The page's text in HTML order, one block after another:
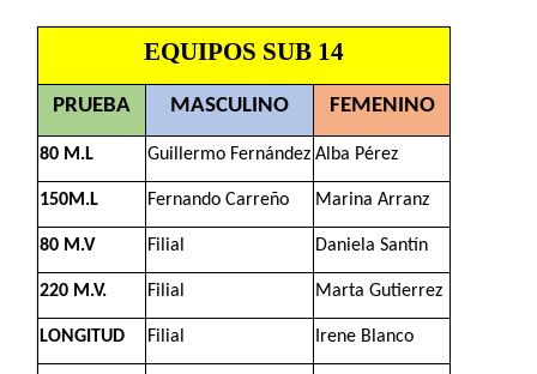
EQUIPOS SUB 14
PRUEBA MASCULINO FEMENINO
80 M.L Guillermo Fernández Alba Pérez
150M.L Fernando Carreño Marina Arranz
80 M.V Filial Daniela Santín
220 M.V. Filial Marta Gutierrez
LONGITUD Filial Irene Blanco